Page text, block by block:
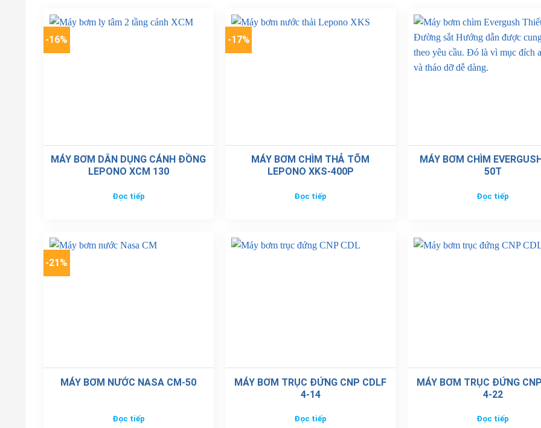
-16%
MÁY BƠM DÂN DỤNG CÁNH ĐỒNG
LEPONO XCM 130
Đọc tiếp
-17%
MÁY BƠM CHÌM THẢ TÕM
LEPONO XKS-400P
Đọc tiếp
MÁY BƠM CHÌM
50T
Đọc tiếp
-21%
MÁY BƠM NƯỚC NASA CM-50
Đọc tiếp
MÁY BƠM TRỤC ĐỨNG CNP CDLF
4-14
Đọc tiếp
MÁY BƠM TRỤC ĐỨNG
4-22
Đọc tiếp